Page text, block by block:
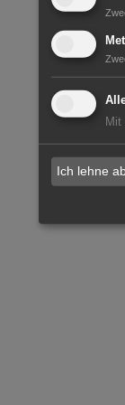
Mit
Ich lehne